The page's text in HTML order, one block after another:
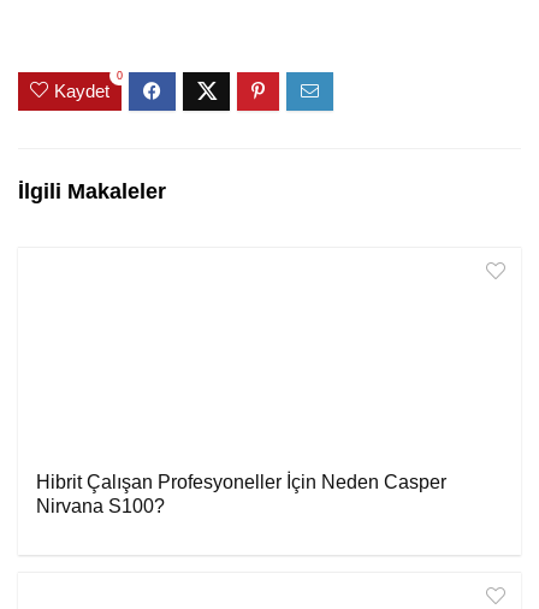
Kaydet
0
İlgili Makaleler
Hibrit Çalışan Profesyoneller İçin Neden Casper
Nirvana S100?